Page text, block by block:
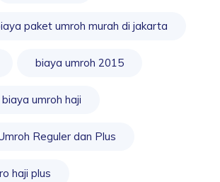
paket umroh murah di jakarta
biaya umroh 2015
biaya umroh haji
Reguler dan Plus
haji plus